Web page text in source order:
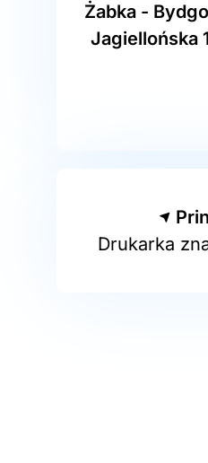
Żabka -
Jagiellońska
Drukarka